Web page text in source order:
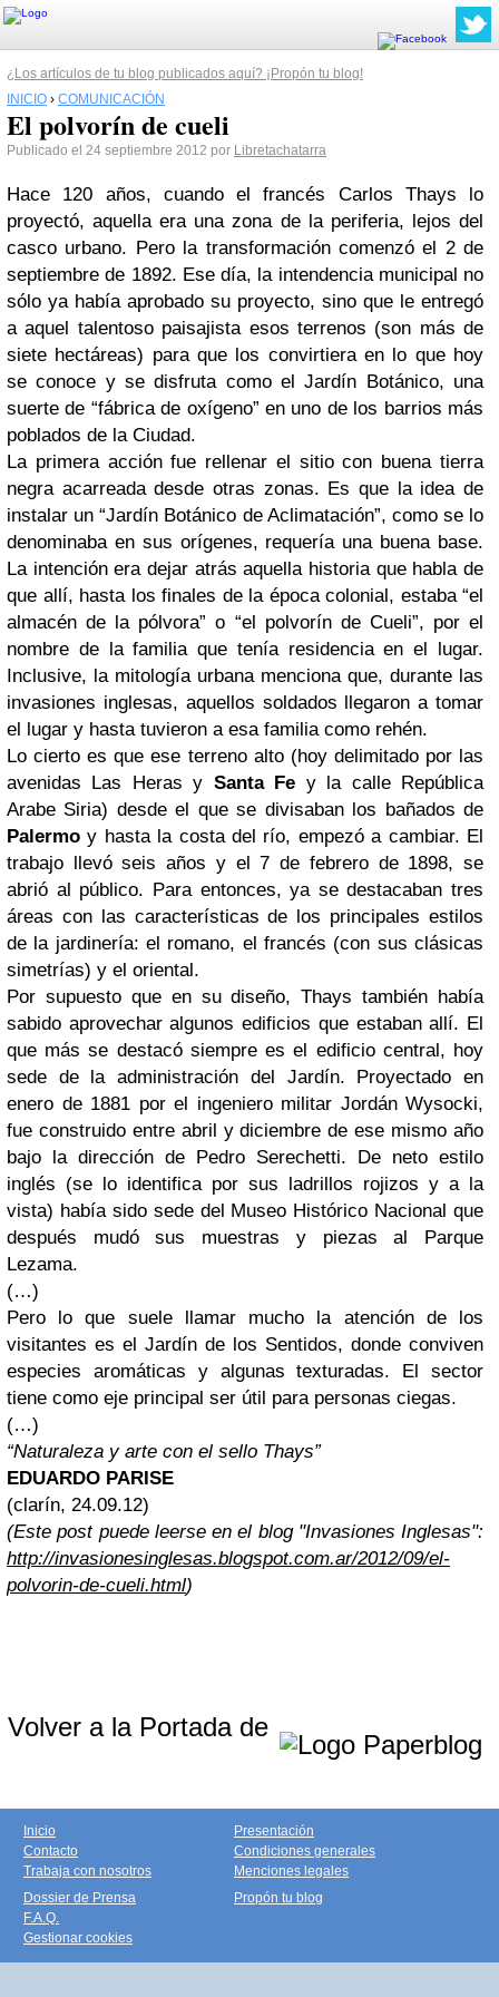
¿Los artículos de tu blog publicados aquí? ¡Propón tu blog!
INICIO › COMUNICACIÓN
El polvorín de cueli
Publicado el 24 septiembre 2012 por Libretachatarra
Hace 120 años, cuando el francés Carlos Thays lo
proyectó, aquella era una zona de la periferia, lejos del
casco urbano. Pero la transformación comenzó el 2 de
septiembre de 1892. Ese día, la intendencia municipal no
sólo ya había aprobado su proyecto, sino que le entregó
a aquel talentoso paisajista esos terrenos (son más de
siete hectáreas) para que los convirtiera en lo que hoy
se conoce y se disfruta como el Jardín Botánico, una
suerte de “fábrica de oxígeno” en uno de los barrios más
poblados de la Ciudad.
La primera acción fue rellenar el sitio con buena tierra
negra acarreada desde otras zonas. Es que la idea de
instalar un “Jardín Botánico de Aclimatación”, como se lo
denominaba en sus orígenes, requería una buena base.
La intención era dejar atrás aquella historia que habla de
que allí, hasta los finales de la época colonial, estaba “el
almacén de la pólvora” o “el polvorín de Cueli”, por el
nombre de la familia que tenía residencia en el lugar.
Inclusive, la mitología urbana menciona que, durante las
invasiones inglesas, aquellos soldados llegaron a tomar
el lugar y hasta tuvieron a esa familia como rehén.
Lo cierto es que ese terreno alto (hoy delimitado por las
avenidas Las Heras y Santa Fe y la calle República
Arabe Siria) desde el que se divisaban los bañados de
Palermo y hasta la costa del río, empezó a cambiar. El
trabajo llevó seis años y el 7 de febrero de 1898, se
abrió al público. Para entonces, ya se destacaban tres
áreas con las características de los principales estilos
de la jardinería: el romano, el francés (con sus clásicas
simetrías) y el oriental.
Por supuesto que en su diseño, Thays también había
sabido aprovechar algunos edificios que estaban allí. El
que más se destacó siempre es el edificio central, hoy
sede de la administración del Jardín. Proyectado en
enero de 1881 por el ingeniero militar Jordán Wysocki,
fue construido entre abril y diciembre de ese mismo año
bajo la dirección de Pedro Serechetti. De neto estilo
inglés (se lo identifica por sus ladrillos rojizos y a la
vista) había sido sede del Museo Histórico Nacional que
después mudó sus muestras y piezas al Parque
Lezama.
(…)
Pero lo que suele llamar mucho la atención de los
visitantes es el Jardín de los Sentidos, donde conviven
especies aromáticas y algunas texturadas. El sector
tiene como eje principal ser útil para personas ciegas.
(…)
“Naturaleza y arte con el sello Thays”
EDUARDO PARISE
(clarín, 24.09.12)
(Este post puede leerse en el blog "Invasiones Inglesas":
http://invasionesinglesas.blogspot.com.ar/2012/09/el-
polvorin-de-cueli.html)
Volver a la Portada de
Inicio
Contacto
Trabaja con nosotros
Presentación
Condiciones generales
Menciones legales
Dossier de Prensa
F.A.Q.
Gestionar cookies
Propón tu blog